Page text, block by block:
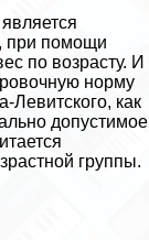
при помощи
по возрасту. И
норму
Левитского, как
допустимое
группы.